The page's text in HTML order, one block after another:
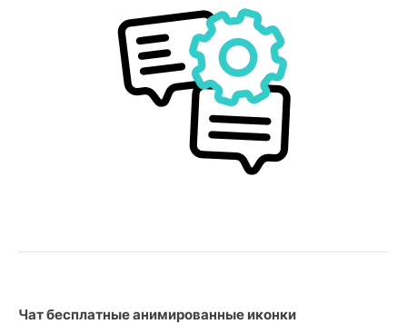
Чат бесплатные анимированные иконки